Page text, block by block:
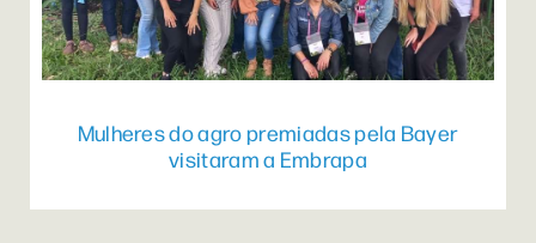
Mulheres do agro premiadas pela Bayer
visitaram a Embrapa